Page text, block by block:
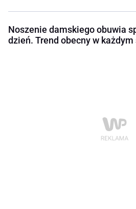
Noszenie damskiego obuwia
dzień. Trend obecny w każdym